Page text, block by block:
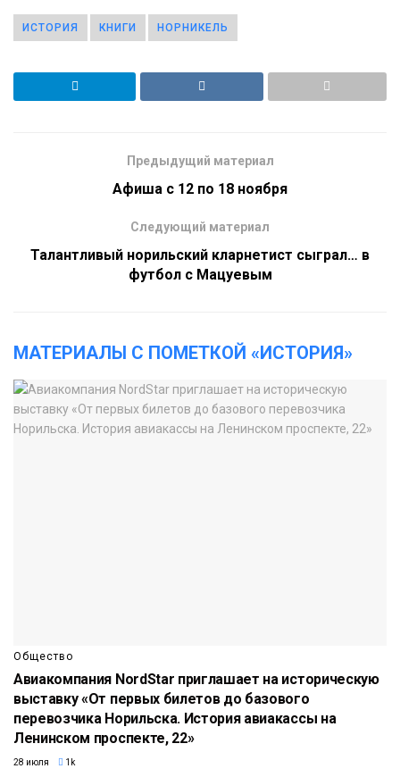
ИСТОРИЯ КНИГИ НОРНИКЕЛЬ
Предыдущий материал
Афиша с 12 по 18 ноября
Следующий материал
Талантливый норильский кларнетист сыграл… в
футбол с Мацуевым
МАТЕРИАЛЫ С ПОМЕТКОЙ «ИСТОРИЯ»
Общество
Авиакомпания NordStar приглашает на историческую
выставку «От первых билетов до базового
перевозчика Норильска. История авиакассы на
Ленинском проспекте, 22»
28 июля 1k